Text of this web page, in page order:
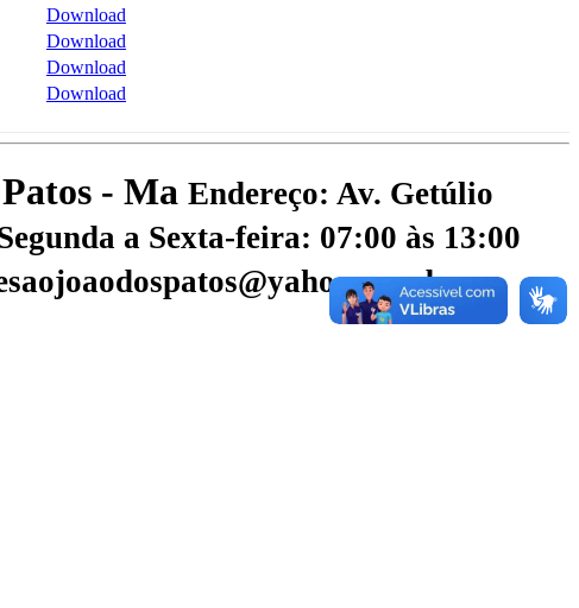
Download
Download
Download
Download
- Ma Endereço: Av. Getúlio
a Sexta-feira: 07:00 às 13:00